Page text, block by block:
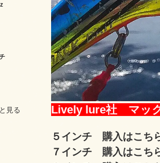
見る Lively lure社 マッ
５インチ 購入はこち
７インチ 購入はこち